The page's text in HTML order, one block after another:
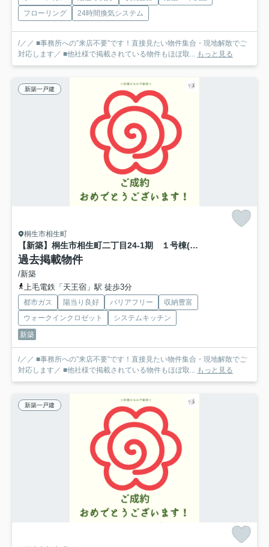
フローリング
24時間換気システム
/／／ ■事務所への”来店不要”です！直接見たい物件集合・現地解散でご
対応します／ ■他社様で掲載されている物件もほぼ取... もっと見る
新築一戸建
桐生市相生町
【新築】桐生市相生町二丁目24-1期 １号棟(全４棟) リナージュ 新築建売分譲
過去掲載物件
/新築
上毛電鉄「天王宿」駅 徒歩3分
都市ガス 陽当り良好 バリアフリー
収納豊富
ウォークインクロゼット
システムキッチン
新築
/／／ ■事務所への”来店不要”です！直接見たい物件集合・現地解散でご
対応します／ ■他社様で掲載されている物件もほぼ取... もっと見る
新築一戸建